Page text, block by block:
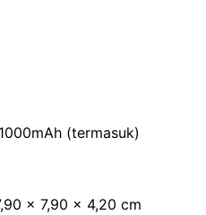
(termasuk)
x 7,90 x 4,20 cm